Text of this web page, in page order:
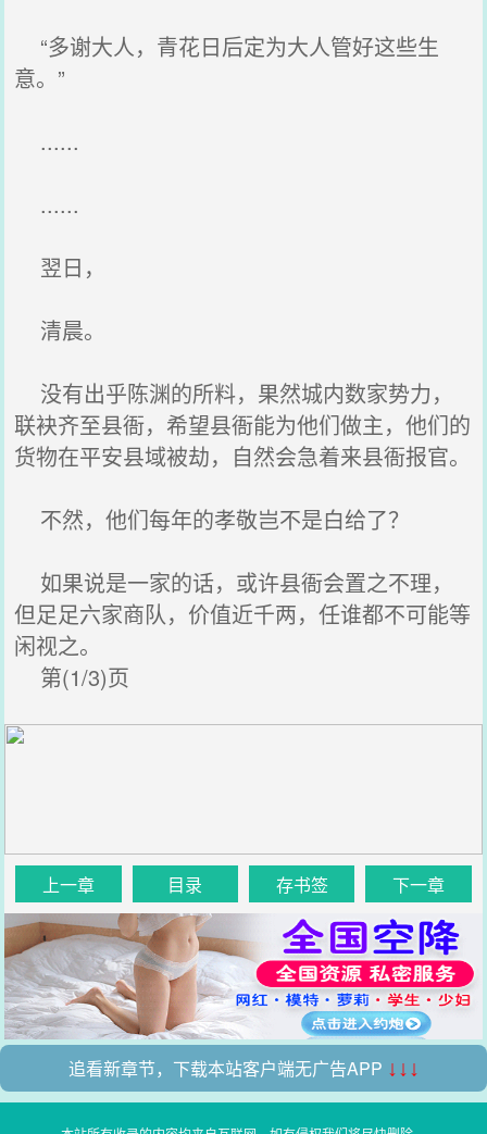
“多谢大人，青花日后定为大人管好这些生
意。”
......
......
翌日，
清晨。
没有出乎陈渊的所料，果然城内数家势力，
联袂齐至县衙，希望县衙能为他们做主，他们的
货物在平安县域被劫，自然会急着来县衙报官。
不然，他们每年的孝敬岂不是白给了？
如果说是一家的话，或许县衙会置之不理，
但足足六家商队，价值近千两，任谁都不可能等
闲视之。
第(1/3)页
上一章 目录 存书签 下一章
追看新章节，下载本站客户端无广告APP ↓↓↓